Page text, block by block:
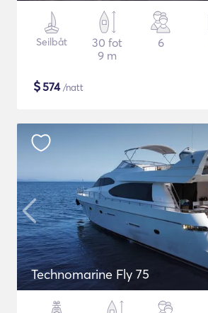
Seilbåt
30 fot
9 m
6
$574/natt
Technomarine Fly 75